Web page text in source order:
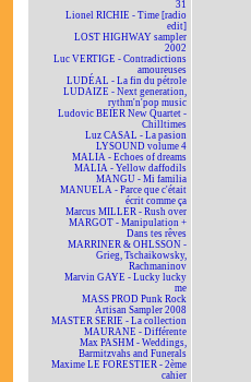
31
Lionel RICHIE - Time [radio
edit]
LOST HIGHWAY sampler
2002
Luc VERTIGE - Contradictions
amoureuses
LUDÉAL - La fin du pétrole
LUDAIZE - Next generation,
rythm'n'pop music
Ludovic BEIER New Quartet -
Chilltimes
Luz CASAL - La pasion
LYSOUND volume 4
MALIA - Echoes of dreams
MALIA - Yellow daffodils
MANGU - Mi familia
MANUELA - Parce que c'était
écrit comme ça
Marcus MILLER - Rush over
MARGOT - Manipulation +
Dans tes rêves
MARRINER & OHLSSON -
Grieg, Tschaikowsky,
Rachmaninov
Marvin GAYE - Lucky lucky
me
MASS PROD Punk Rock
Artisan Sampler 2008
MASTER SERIE - La collection
MAURANE - Différente
Max PASHM - Weddings,
Barmitzvahs and Funerals
Maxime LE FORESTIER - 2ème
cahier